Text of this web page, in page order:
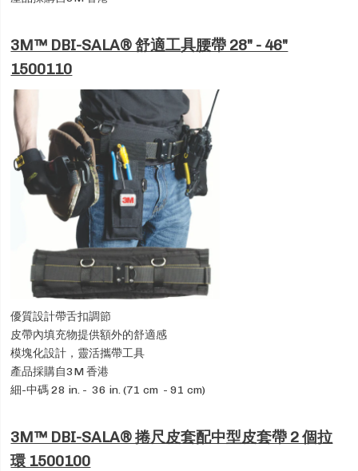
3M™ DBI-SALA® 舒適工具腰帶 28" - 46"
1500110
優質設計帶舌扣調節
皮帶內填充物提供額外的舒適感
模塊化設計，靈活攜帶工具
產品採購自3M 香港
細-中碼 28 in. - 36 in. (71 cm - 91 cm)
3M™ DBI-SALA® 捲尺皮套配中型皮套帶 2 個拉
環 1500100